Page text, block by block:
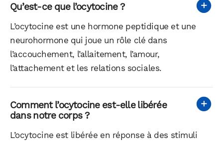
Qu’est-ce que l’ocytocine ?
L’ocytocine est une hormone peptidique et une
neurohormone qui joue un rôle clé dans
l’accouchement, l’allaitement, l’amour,
l’attachement et les relations sociales.
Comment l’ocytocine est-elle libérée
dans notre corps ?
L’ocytocine est libérée en réponse à des stimuli